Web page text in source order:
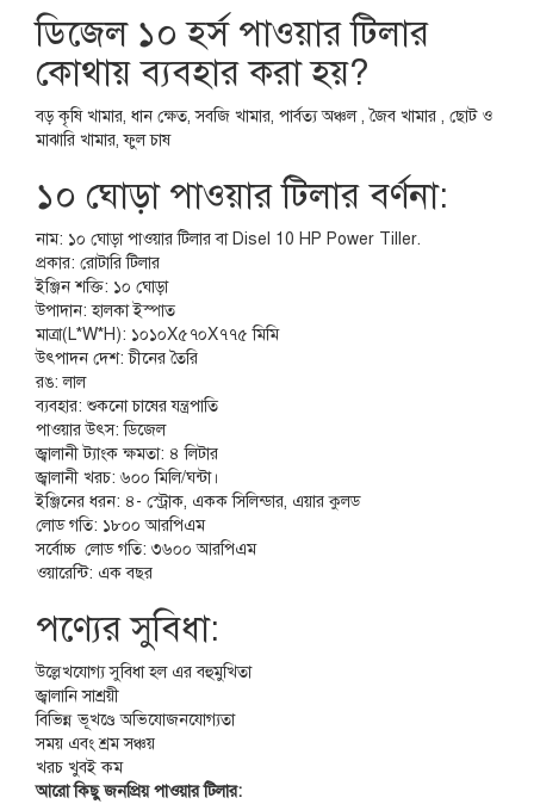
ডিজেল ১০ হর্স পাওয়ার টিলার
কোথায় ব্যবহার করা হয়?
বড় কৃষি খামার, ধান ক্ষেত, সবজি খামার, পার্বত্য অঞ্চল , জৈব খামার , ছোট ও
মাঝারি খামার, ফুল চাষ
১০ ঘোড়া পাওয়ার টিলার বর্ণনা:
নাম: ১০ ঘোড়া পাওয়ার টিলার বা Disel 10 HP Power Tiller.
প্রকার: রোটারি টিলার
ইঞ্জিন শক্তি: ১০ ঘোড়া
উপাদান: হালকা ইস্পাত
মাত্রা(L*W*H): ১০১০X৫৭০X৭৭৫ মিমি
উৎপাদন দেশ: চীনের তৈরি
রঙ: লাল
ব্যবহার: শুকনো চাষের যন্ত্রপাতি
পাওয়ার উৎস: ডিজেল
জ্বালানী ট্যাংক ক্ষমতা: ৪ লিটার
জ্বালানী খরচ: ৬০০ মিলি/ঘন্টা।
ইঞ্জিনের ধরন: ৪- স্ট্রোক, একক সিলিন্ডার, এয়ার কুলড
লোড গতি: ১৮০০ আরপিএম
সর্বোচ্চ লোড গতি: ৩৬০০ আরপিএম
ওয়ারেন্টি: এক বছর
পণ্যের সুবিধা:
উল্লেখযোগ্য সুবিধা হল এর বহুমুখিতা
জ্বালানি সাশ্রয়ী
বিভিন্ন ভূখণ্ডে অভিযোজনযোগ্যতা
সময় এবং শ্রম সঞ্চয়
খরচ খুবই কম
আরো কিছু জনপ্রিয় পাওয়ার টিলার: